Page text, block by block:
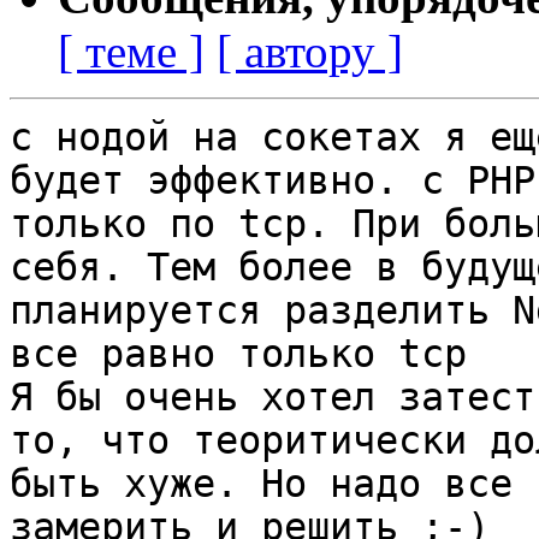
[ теме ] [ автору ]
с нодой на сокетах я
будет эффективно. с PHP
только по tcp. При
себя. Тем более в
планируется
все равно только tcp
Я бы очень хотел
то, что теоритически
быть хуже. Но надо все
замерить и решить ;-)